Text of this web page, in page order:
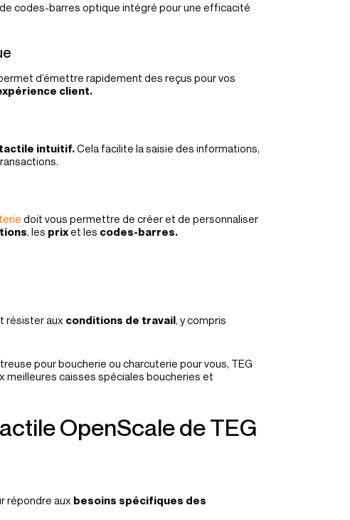
codes-barres optique intégré pour une efficacité
d’émettre rapidement des reçus pour vos
client.
intuitif.Cela facilite la saisie des informations,
doit vous permettre de créer et de personnaliser
, les prixet les codes-barres.
résister aux conditions de travail, y compris
pour boucherie ou charcuterie pour vous, TEG
meilleures caisses spéciales boucheries et
OpenScale de TEG
répondre aux besoins spécifiques des